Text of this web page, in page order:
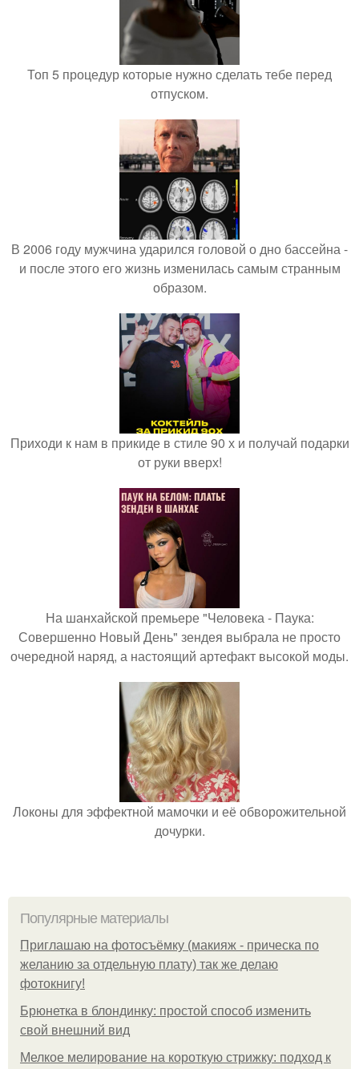
Топ 5 процедур которые нужно сделать тебе перед
отпуском.
В 2006 году мужчина ударился головой о дно бассейна -
и после этого его жизнь изменилась самым странным
образом.
Приходи к нам в прикиде в стиле 90 х и получай подарки
от руки вверх!
На шанхайской премьере "Человека - Паука:
Совершенно Новый День" зендея выбрала не просто
очередной наряд, а настоящий артефакт высокой моды.
Локоны для эффектной мамочки и её обворожительной
дочурки.
Популярные материалы
Приглашаю на фотосъёмку (макияж - прическа по
желанию за отдельную плату) так же делаю
фотокнигу!
Брюнетка в блондинку: простой способ изменить
свой внешний вид
Мелкое мелирование на короткую стрижку: подход к